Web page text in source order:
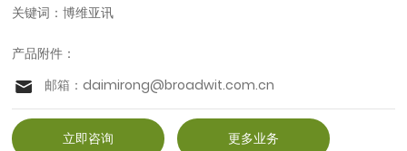
关键词：博维亚讯
产品附件：
邮箱：daimirong@broadwit.com.cn
立即咨询 更多业务